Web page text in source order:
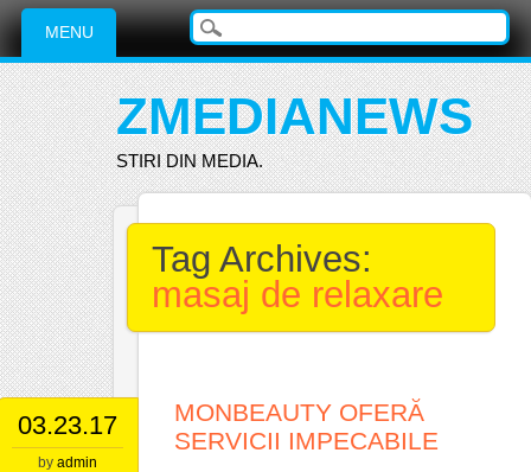
Main menu
Skip
content
MENU
ZMEDIANEWS
STIRI DIN MEDIA.
Tag Archives:
masaj de relaxare
03.23.17
by admin
MONBEAUTY OFERĂ
SERVICII IMPECABILE